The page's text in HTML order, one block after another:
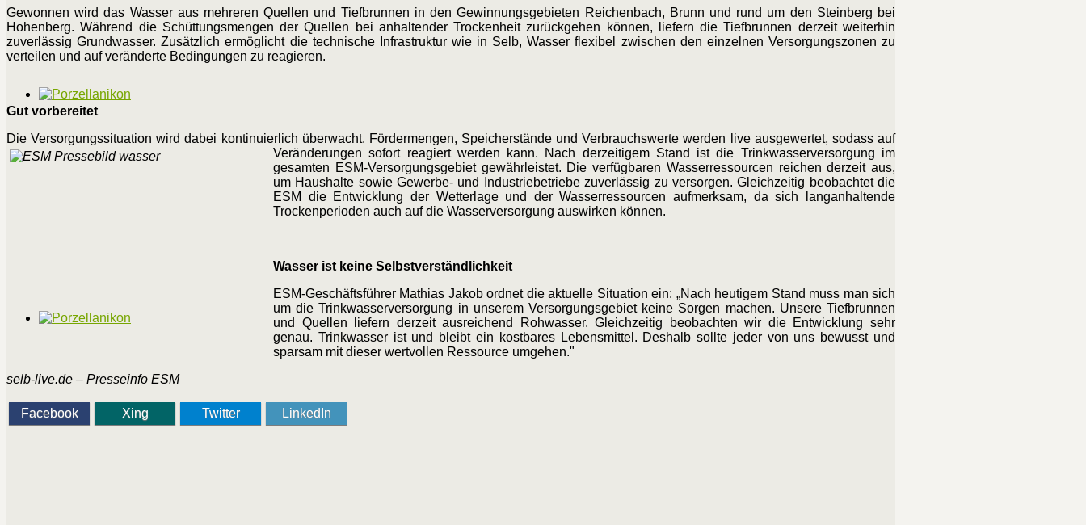
Gewonnen wird das Wasser aus mehreren Quellen und Tiefbrunnen in den Gewinnungsgebieten Reichenbach, Brunn und rund um den Steinberg bei
Hohenberg. Während die Schüttungsmengen der Quellen bei anhaltender Trockenheit zurückgehen können, liefern die Tiefbrunnen derzeit weiterhin
zuverlässig Grundwasser. Zusätzlich ermöglicht die technische Infrastruktur wie in Selb, Wasser flexibel zwischen den einzelnen Versorgungszonen zu
verteilen und auf veränderte Bedingungen zu reagieren.
Gut vorbereitet
Die Versorgungssituation wird dabei kontinuierlich überwacht. Fördermengen, Speicherstände und Verbrauchswerte werden live ausgewertet, sodass auf
Veränderungen sofort reagiert werden kann. Nach derzeitigem Stand ist die Trinkwasserversorgung im
gesamten ESM-Versorgungsgebiet gewährleistet. Die verfügbaren Wasserressourcen reichen derzeit aus,
um Haushalte sowie Gewerbe- und Industriebetriebe zuverlässig zu versorgen. Gleichzeitig beobachtet die
ESM die Entwicklung der Wetterlage und der Wasserressourcen aufmerksam, da sich langanhaltende
Trockenperioden auch auf die Wasserversorgung auswirken können.
Wasser ist keine Selbstverständlichkeit
ESM-Geschäftsführer Mathias Jakob ordnet die aktuelle Situation ein: „Nach heutigem Stand muss man sich
um die Trinkwasserversorgung in unserem Versorgungsgebiet keine Sorgen machen. Unsere Tiefbrunnen
und Quellen liefern derzeit ausreichend Rohwasser. Gleichzeitig beobachten wir die Entwicklung sehr
genau. Trinkwasser ist und bleibt ein kostbares Lebensmittel. Deshalb sollte jeder von uns bewusst und
sparsam mit dieser wertvollen Ressource umgehen."
selb-live.de – Presseinfo ESM
Facebook Xing Twitter LinkedIn